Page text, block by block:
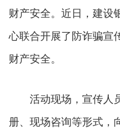
财产安全。近日，建设
心联合开展了防诈骗宣
财产安全。
活动现场，宣传人
册、现场咨询等形式，